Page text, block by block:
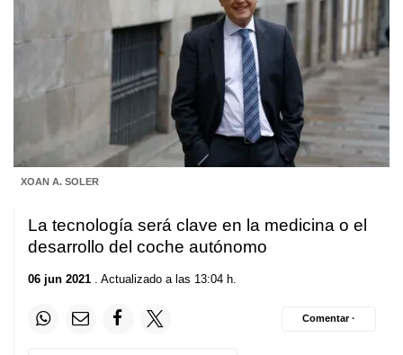
XOAN A. SOLER
La tecnología será clave en la medicina o el
desarrollo del coche autónomo
06 jun 2021 . Actualizado a las 13:04 h.
Comentar ·